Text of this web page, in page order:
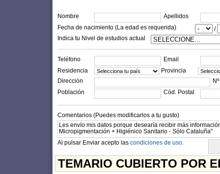
Nombre
Apellidos
Fecha de nacimiento (La edad es requerida)
/
Indica tu Nivel de estudios actual
Teléfono
Email
Residencia
Provincia
Dirección
Nº
Población
Cód. Postal
Comentarios (Puedes modificarlos a tu gusto)
Al pulsar Enviar acepto las condiciones de uso.
TEMARIO CUBIERTO POR